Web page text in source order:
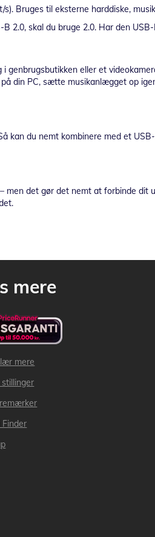
Bruges til eksterne harddiske,
2.0, skal du bruge 2.0. Har den
eller et
din PC, sætte musikanlægget op
kan du nemt kombinere med et
men det gør det nemt at forbinde
mere
mere